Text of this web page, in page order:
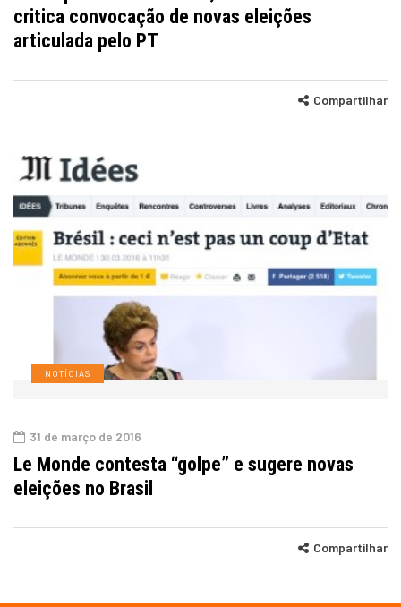
critica convocação de novas eleições
articulada pelo PT
Compartilhar
NOTÍCIAS
31 de março de 2016
Le Monde contesta “golpe” e sugere novas
eleições no Brasil
Compartilhar